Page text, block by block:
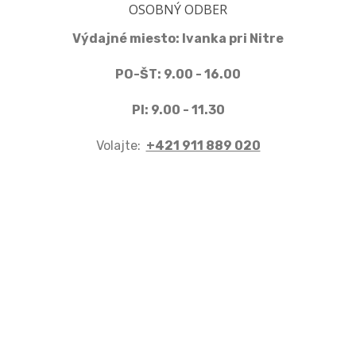
OSOBNÝ ODBER
Výdajné miesto: Ivanka pri Nitre
PO-ŠT: 9.00 - 16.00
PI: 9.00 - 11.30
Volajte: +421 911 889 020